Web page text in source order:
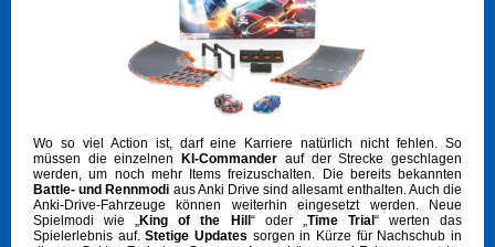
Wo so viel Action ist, darf eine Karriere natürlich nicht fehlen. So
müssen die einzelnenKI-Commander auf der Strecke geschlagen
werden, um noch mehr Items freizuschalten. Die bereits bekannten
Battle- und Rennmodi aus Anki Drive sind allesamt enthalten. Auch die
Anki-Drive-Fahrzeuge können weiterhin eingesetzt werden. Neue
Spielmodi wie „King of the Hill“ oder „ Time Trial“ werten das
Spielerlebnis auf.Stetige Updates sorgen in Kürze für Nachschub in